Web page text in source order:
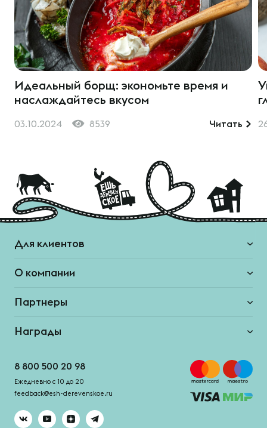
Идеальный борщ: экономьте время и
наслаждайтесь вкусом
03.10.2024 8539 Читать
Для клиентов
О компании
Партнеры
Награды
8 800 500 20 98
Ежедневно с 10 до 20
feedback@esh-derevenskoe.ru